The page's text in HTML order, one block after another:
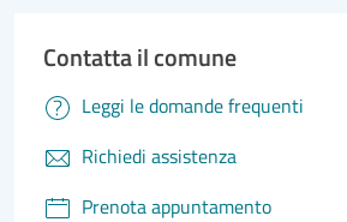
Contatta il comune
Leggi le domande frequenti
Richiedi assistenza
Prenota appuntamento